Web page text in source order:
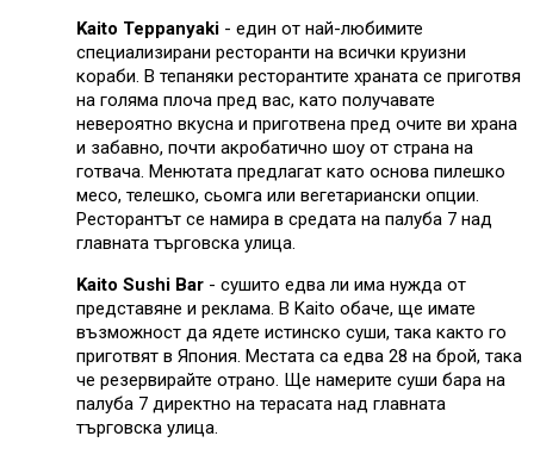
Kaito Teppanyaki- един от най-любимите
специализирани ресторанти на всички круизни
кораби. В тепаняки ресторантите храната се приготвя
на голяма плоча пред вас, като получавате
невероятно вкусна и приготвена пред очите ви храна
и забавно, почти акробатично шоу от страна на
готвача. Менютата предлагат като основа пилешко
месо, телешко, сьомга или вегетариански опции.
Ресторантът се намира в средата на палуба 7 над
главната търговска улица.
Kaito Sushi Bar- сушито едва ли има нужда от
представяне и реклама. В Kaito обаче, ще имате
възможност да ядете истинско суши, така както го
приготвят в Япония. Местата са едва 28 на брой, така
че резервирайте отрано. Ще намерите суши бара на
палуба 7 директно на терасата над главната
търговска улица.